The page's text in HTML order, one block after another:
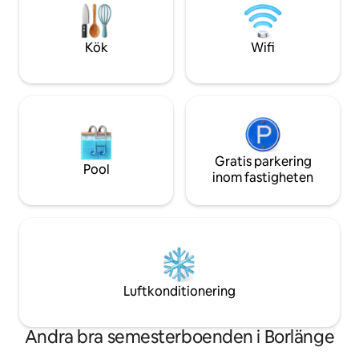
grannstaden Falun. Ifall ni behöver ladda
bilen finns det möjligheter till det.
handdukar eller
själv innan du
städning.
Kök Wifi
Pool
Gratis parkering
inom fastigheten
Luftkonditionering
Andra bra semesterboenden i Borlänge